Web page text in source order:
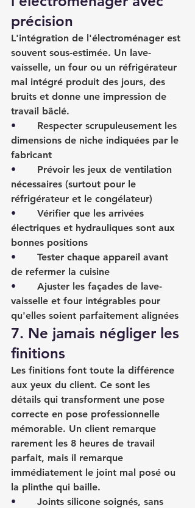
précision
L'intégration de l'électroménager est
souvent sous-estimée. Un lave-
vaisselle, un four ou un réfrigérateur
mal intégré produit des jours, des
bruits et donne une impression de
travail bâclé.
• Respecter scrupuleusement les
dimensions de niche indiquées par le
fabricant
• Prévoir les jeux de ventilation
nécessaires (surtout pour le
réfrigérateur et le congélateur)
• Vérifier que les arrivées
électriques et hydrauliques sont aux
bonnes positions
• Tester chaque appareil avant
de refermer la cuisine
• Ajuster les façades de lave-
vaisselle et four intégrables pour
qu'elles soient parfaitement alignées
7. Ne jamais négliger les
finitions
Les finitions font toute la différence
aux yeux du client. Ce sont les
détails qui transforment une pose
correcte en pose professionnelle
mémorable. Un client remarque
rarement les 8 heures de travail
parfait, mais il remarque
immédiatement le joint mal posé ou
la plinthe qui baille.
• Joints silicone soignés, sans